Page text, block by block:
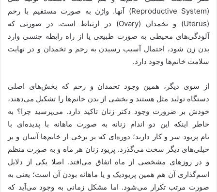
(Reproductive System) آنها. واژن به صورت مستقیم با رحم
(Uterus) و تخمدان (Ovary) در ارتباط است. در صورتی که
آلودگی‌های محیطی به صورت طبیعی یا از راه رابطه جنسی وارد
بدن زن شود، احتمال آسیب رسیدن به رحم و تخمدان و در نهایت
سلامت خانم‌ها وجود دارد.
از سوی دیگر، همین وجود تخمدان و رحم که بخش‌های اصلی
دستگاه تولید مثل هستند و بخشی از بدن خانم‌ها را تشکیل می‌دهند،
خودش بر ضرورت وجود دکتر زنان تاکید دارد. می‌پرسید چرا؟ به
خاطر اینکه این دو اندام زنانه به صورت ماهانه با پدیده‌ای با
نام پریود سر و کار دارند؛ دوره‌ای که بر برخی از خانم‌ها آسان و بر
خیلی‌های دیگر سخت می‌گذرد. پریود زنان هر ماه و به صورت منظم
و در روزهای مشخصی از ماه اتفاق می‌افتد. اصلا یکی از دلایل
اسم‌گذاری آن هم همین پریودیک و یا ماهانه بودن آن است؛ یعنی به
صورت مرتب تکرار می‌شود. اما مشکل زمانی به وجود می‌آید که